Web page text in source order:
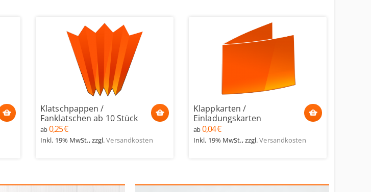
Klatschpappen /
Fanklatschen ab 10 Stück
ab 0,25 €
Inkl. 19% MwSt.,zzgl.Versandkosten
Klappkarten /
Einladungskarten
ab 0,04 €
Inkl. 19% MwSt.,zzgl.Versandkosten